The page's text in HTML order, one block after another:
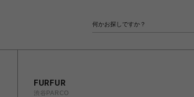
FURFUR
渋谷PARCO